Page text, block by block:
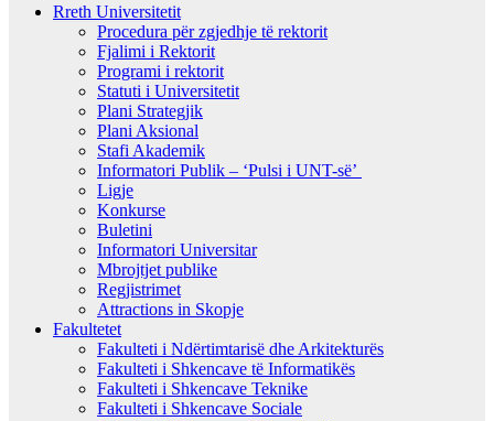
Rreth Universitetit
Procedura për zgjedhje të rektorit
Fjalimi i Rektorit
Programi i rektorit
Statuti i Universitetit
Plani Strategjik
Plani Aksional
Stafi Akademik
Informatori Publik – ‘Pulsi i UNT-së’
Ligje
Konkurse
Buletini
Informatori Universitar
Mbrojtjet publike
Regjistrimet
Attractions in Skopje
Fakultetet
Fakulteti i Ndërtimtarisë dhe Arkitekturës
Fakulteti i Shkencave të Informatikës
Fakulteti i Shkencave Teknike
Fakulteti i Shkencave Sociale